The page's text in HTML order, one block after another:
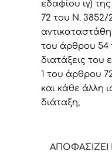
εδαφίου ιγ)
72 του Ν. 3852/
του άρθρου 54
διατάξεις του
1 του άρθρου
και κάθε άλλη
διάταξη,
ΑΠΟΦΑΣΙΖΕΙ